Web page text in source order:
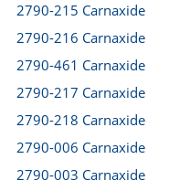
2790-215 Carnaxide
2790-216 Carnaxide
2790-461 Carnaxide
2790-217 Carnaxide
2790-218 Carnaxide
2790-006 Carnaxide
2790-003 Carnaxide